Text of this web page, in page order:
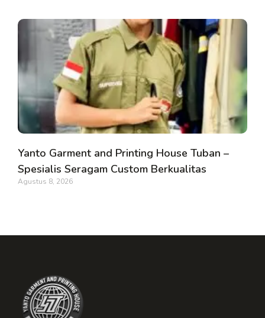
Yanto Garment and Printing House Tuban –
Spesialis Seragam Custom Berkualitas
Agustus 8, 2026